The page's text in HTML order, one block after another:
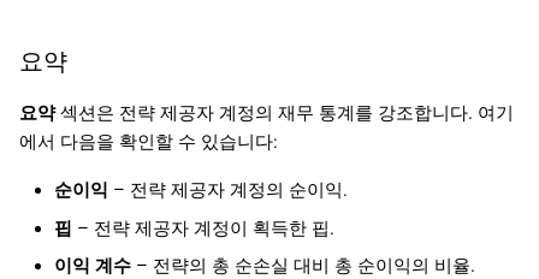
요약
요약섹션은 전략 제공자 계정의 재무 통계를 강조합니다. 여기
에서 다음을 확인할 수 있습니다:
순이익 – 전략 제공자 계정의 순이익.
핍 – 전략 제공자 계정이 획득한 핍.
이익 계수– 전략의 총 순손실 대비 총 순이익의 비율.